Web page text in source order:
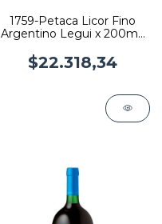
1759-Petaca Licor Fino
Argentino Legui x 200ml-
$22.318,34